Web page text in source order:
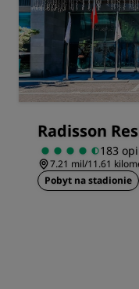
Radisson
183
7.21 mil/11.61
Pobyt na stadionie